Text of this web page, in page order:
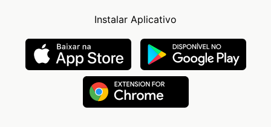
Instalar Aplicativo